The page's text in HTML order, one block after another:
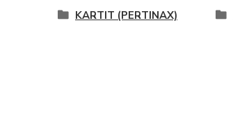
KARTIT (PERTINAX)